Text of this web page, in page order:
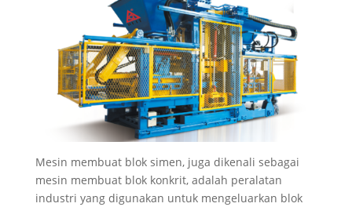
Mesin membuat blok simen, juga dikenali sebagai
mesin membuat blok konkrit, adalah peralatan
industri yang digunakan untuk mengeluarkan blok